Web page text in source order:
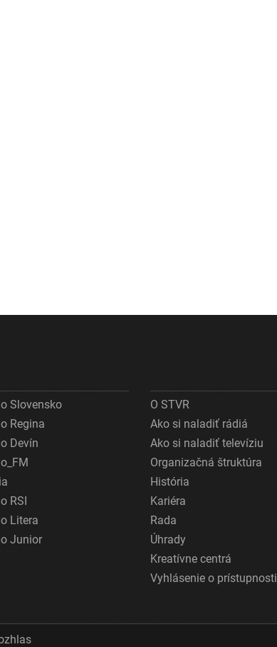
Slovensko
Regina
Devín
RSI
Litera
Junior
O STVR
Ako si naladiť rádiá
Ako si naladiť televíziu
Organizačná štruktúra
História
Kariéra
Rada
Úhrady
Kreatívne centrá
Vyhlásenie o prístupnosti